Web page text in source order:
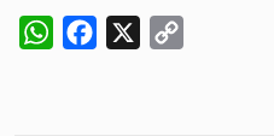
WhatsAppFacebook